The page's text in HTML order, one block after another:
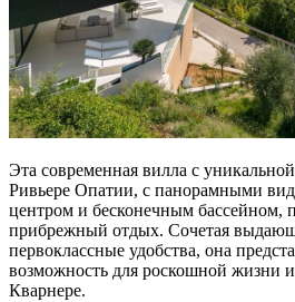
Эта современная вилла с
Ривьере Опатии, с панорамными
центром и бесконечным бассейном,
прибрежный отдых. Сочетая
первоклассные удобства, она
возможность для роскошной жизни
Кварнере.